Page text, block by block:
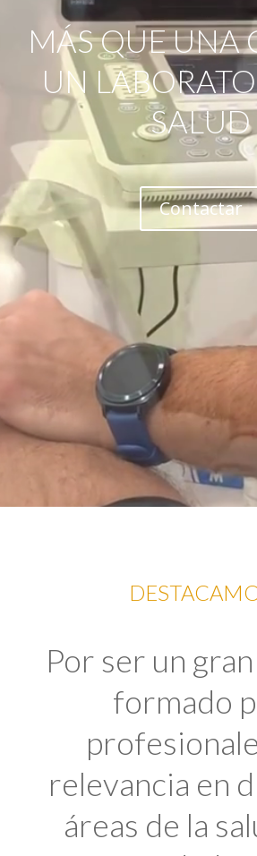
MÁS QUE UNA
UN
SALUD
Contactar
Por ser un
formado
relevancia en
áreas de la